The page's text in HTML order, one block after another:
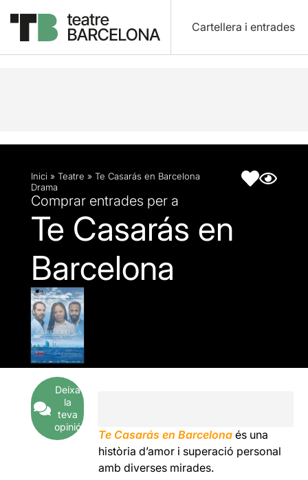
Cartellera i entrades
Descripció Fitxa artística
Inici » Teatre » Te Casarás en Barcelona
Drama
Comprar entrades per a
Te Casarás en
Barcelona
Deixa
la
teva
opinió
Te Casarás en Barcelona és una
història d’amor i superació personal
amb diverses mirades.